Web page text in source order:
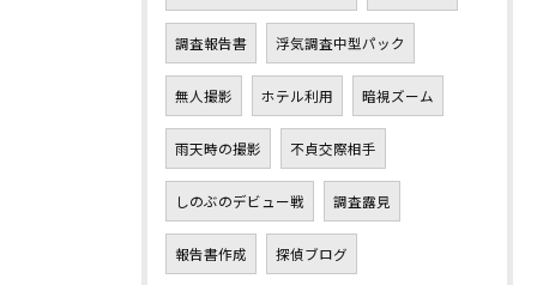
調査報告書 浮気調査中型パック
無人撮影 ホテル利用 暗視ズーム
雨天時の撮影 不貞交際相手
しのぶのデビュー戦 調査露見
報告書作成 探偵ブログ